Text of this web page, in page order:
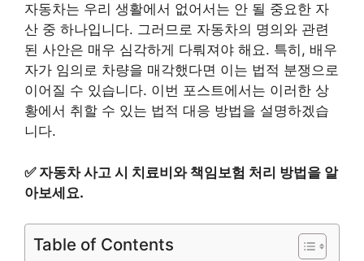
자동차는 우리 생활에서 없어서는 안 될 중요한 자
산 중 하나입니다. 그러므로 자동차의 명의와 관련
된 사안은 매우 심각하게 다뤄져야 해요. 특히, 배우
자가 임의로 차량을 매각했다면 이는 법적 분쟁으로
이어질 수 있습니다. 이번 포스트에서는 이러한 상
황에서 취할 수 있는 법적 대응 방법을 설명하겠습
니다.
✅ 자동차 사고 시 치료비와 책임보험 처리 방법을 알
아보세요.
Table of Contents